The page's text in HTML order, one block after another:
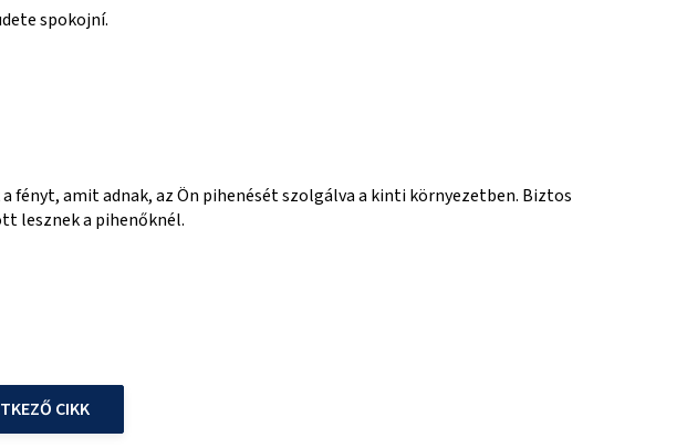
spokojní.
fényt, amit adnak, az Ön pihenését szolgálva a kinti környezetben. Biztos
lesznek a pihenőknél.
CIKK